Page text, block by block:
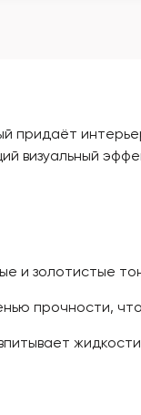
придаёт
визуальный
и золотистые
прочности,